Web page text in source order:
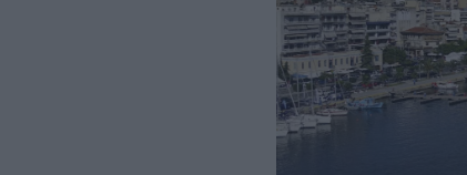
ΨΗΦΙΑΚΟΣ ΚΟΣΜΟΣ
ΟΙΚΟΝΟΜΙΑ - ΕΠΙΧΕΙΡΗΣΕΙΣ